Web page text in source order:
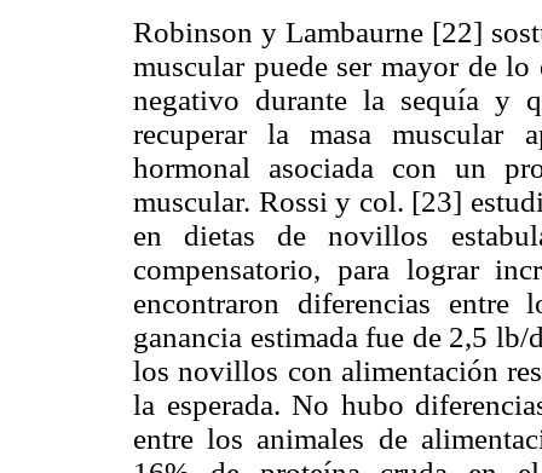
Robinson y Lambaurne [22]
muscular puede ser mayor de
negativo durante la sequía y
recuperar la masa muscular
hormonal asociada con un
muscular. Rossi y col. [23]
en dietas de novillos
compensatorio, para lograr
encontraron diferencias entre
ganancia estimada fue de 2,5
los novillos con alimentación
la esperada. No hubo
entre los animales de